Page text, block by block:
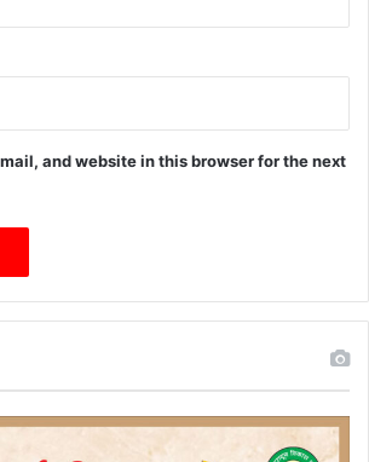
and website in this browser for the next